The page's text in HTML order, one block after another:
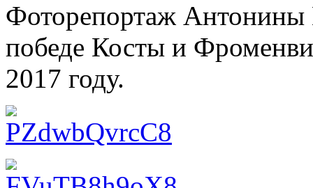
Фоторепортаж Антонины
победе Косты и
2017 году.